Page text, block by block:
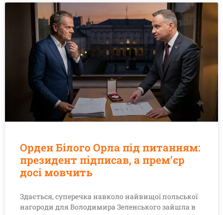
Орден Білого Орла під питанням:
президент підписав, а прем’єр
досі мовчить
Здається, суперечка навколо найвищої польської
нагороди для Володимира Зеленського зайшла в